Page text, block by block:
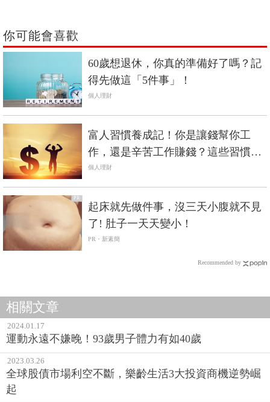
得先做這「5件事」！
個人理財
影響你的致富未來
個人理財
PR
PR・新素簡
2024.01.17
運動永遠不嫌晚！93歲男子體力有如40歲
2023.03.26
全球股債市場利空不斷，樂齡生活3大投資商機逆勢崛
起
2022.04.07
年薪數百萬、住小豪宅、孩子讀私校，遇到中年危機